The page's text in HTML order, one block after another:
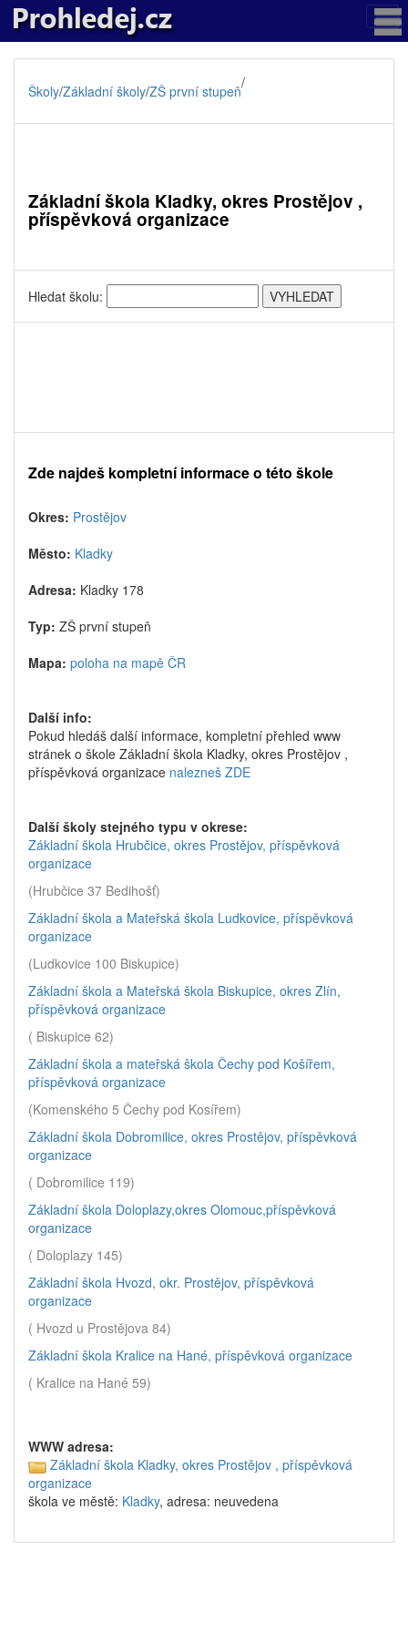
Školy/Základní školy/ZŠ první stupeň/
Základní škola Kladky, okres Prostějov ,
příspěvková organizace
Hledat školu:
Zde najdeš kompletní informace o této škole
Okres: Prostějov
Město: Kladky
Adresa: Kladky 178
Typ: ZŠ první stupeň
Mapa: poloha na mapě ČR
Další info:
Pokud hledáš další informace, kompletní přehled www
stránek o škole Základní škola Kladky, okres Prostějov ,
příspěvková organizace nalezneš ZDE
Další školy stejného typu v okrese:
Základní škola Hrubčice, okres Prostějov, příspěvková
organizace
(Hrubčice 37 Bedihošť)
Základní škola a Mateřská škola Ludkovice, příspěvková
organizace
(Ludkovice 100 Biskupice)
Základní škola a Mateřská škola Biskupice, okres Zlín,
příspěvková organizace
( Biskupice 62)
Základní škola a mateřská škola Čechy pod Košířem,
příspěvková organizace
(Komenského 5 Čechy pod Kosířem)
Základní škola Dobromilice, okres Prostějov, příspěvková
organizace
( Dobromilice 119)
Základní škola Doloplazy,okres Olomouc,příspěvková
organizace
( Doloplazy 145)
Základní škola Hvozd, okr. Prostějov, příspěvková
organizace
( Hvozd u Prostějova 84)
Základní škola Kralice na Hané, příspěvková organizace
( Kralice na Hané 59)
WWW adresa:
Základní škola Kladky, okres Prostějov , příspěvková
organizace
škola ve městě: Kladky, adresa: neuvedena